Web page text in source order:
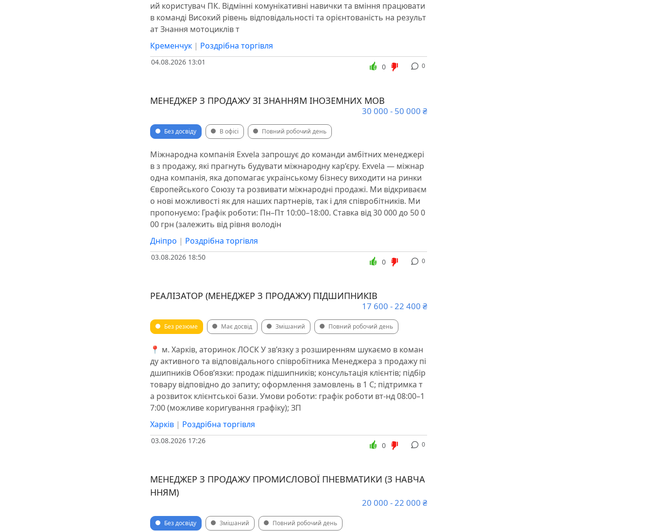
ий користувач ПК. Відмінні комунікативні навички та вміння працювати
в команді Високий рівень відповідальності та орієнтованість на результ
ат Знання мотоциклів т
Кременчук | Роздрібна торгівля
04.08.2026 13:01 0
0
МЕНЕДЖЕР З ПРОДАЖУ ЗІ ЗНАННЯМ ІНОЗЕМНИХ МОВ
30 000 - 50 000 ₴
Без досвіду В офісі Повний робочий день
Міжнародна компанія Exvela запрошує до команди амбітних менеджері
в з продажу, які прагнуть будувати міжнародну кар’єру. Exvela — міжнар
одна компанія, яка допомагає українському бізнесу виходити на ринки
Європейського Союзу та розвивати міжнародні продажі. Ми відкриваєм
о нові можливості як для наших партнерів, так і для співробітників. Ми
пропонуємо: Графік роботи: Пн–Пт 10:00–18:00. Ставка від 30 000 до 50 0
00 грн (залежить від рівня володін
Дніпро | Роздрібна торгівля
03.08.2026 18:50 0
0
РЕАЛІЗАТОР (МЕНЕДЖЕР З ПРОДАЖУ) ПІДШИПНИКІВ
17 600 - 22 400 ₴
Без резюме Має досвід Змішаний Повний робочий день
📍 м. Харків, аторинок ЛОСК У зв’язку з розширенням шукаємо в коман
ду активного та відповідального співробітника Менеджера з продажу пі
дшипників Обов’язки: продаж підшипників; консультація клієнтів; підбір
товару відповідно до запиту; оформлення замовлень в 1 С; підтримка т
а розвиток клієнтської бази. Умови роботи: графік роботи вт-нд 08:00–1
7:00 (можливе коригування графіку); ЗП
Харків | Роздрібна торгівля
03.08.2026 17:26 0
0
МЕНЕДЖЕР З ПРОДАЖУ ПРОМИСЛОВОЇ ПНЕВМАТИКИ (З НАВЧА
ННЯМ)
20 000 - 22 000 ₴
Без досвіду Змішаний Повний робочий день